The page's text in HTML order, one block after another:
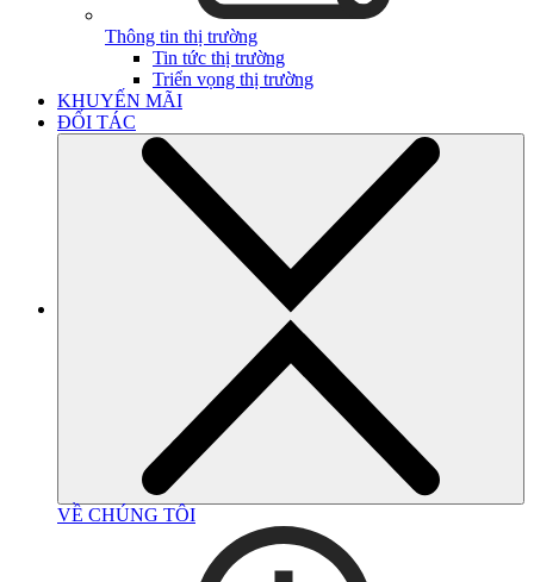
Thông tin thị trường
Tin tức thị trường
Triển vọng thị trường
KHUYẾN MÃI
ĐỐI TÁC
VỀ CHÚNG TÔI